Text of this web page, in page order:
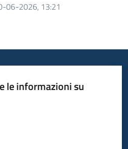
06-2026, 13:21
le informazioni su